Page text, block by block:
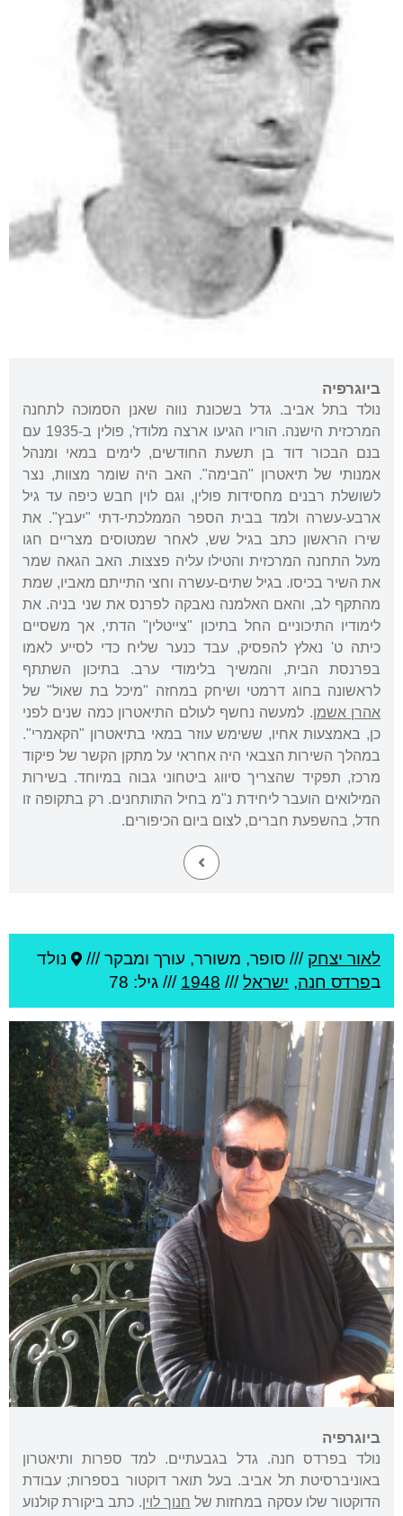
ביוגרפיה
נולד בתל אביב. גדל בשכונת נווה שאנן הסמוכה לתחנה
המרכזית הישנה. הוריו הגיעו ארצה מלודז', פולין ב-1935 עם
בנם הבכור דוד בן תשעת החודשים, לימים במאי ומנהל
אמנותי של תיאטרון "הבימה". האב היה שומר מצוות, נצר
לשושלת רבנים מחסידות פולין, וגם לוין חבש כיפה עד גיל
ארבע-עשרה ולמד בבית הספר הממלכתי-דתי "יעבץ". את
שירו הראשון כתב בגיל שש, לאחר שמטוסים מצריים חגו
מעל התחנה המרכזית והטילו עליה פצצות. האב הגאה שמר
את השיר בכיסו. בגיל שתים-עשרה וחצי התייתם מאביו, שמת
מהתקף לב, והאם האלמנה נאבקה לפרנס את שני בניה. את
לימודיו התיכוניים החל בתיכון "צייטלין" הדתי, אך משסיים
כיתה ט' נאלץ להפסיק, עבד כנער שליח כדי לסייע לאמו
בפרנסת הבית, והמשיך בלימודי ערב. בתיכון השתתף
לראשונה בחוג דרמטי ושיחק במחזה "מיכל בת שאול" של
אהרן אשמן. למעשה נחשף לעולם התיאטרון כמה שנים לפני
כן, באמצעות אחיו, ששימש עוזר במאי בתיאטרון "הקאמרי".
במהלך השירות הצבאי היה אחראי על מתקן הקשר של פיקוד
מרכז, תפקיד שהצריך סיווג ביטחוני גבוה במיוחד. בשירות
המילואים הועבר ליחידת נ"מ בחיל התותחנים. רק בתקופה זו
חדל, בהשפעת חברים, לצום ביום הכיפורים.
לאור יצחק /// סופר, משורר, עורך ומבקר ///
נולד
בפרדס חנה, ישראל///
1948 /// גיל: 78
ביוגרפיה
נולד בפרדס חנה. גדל בגבעתיים. למד ספרות ותיאטרון
באוניברסיטת תל אביב. בעל תואר דוקטור בספרות; עבודת
הדוקטור שלו עסקה במחזות של חנוך לוין. כתב ביקורת קולנוע